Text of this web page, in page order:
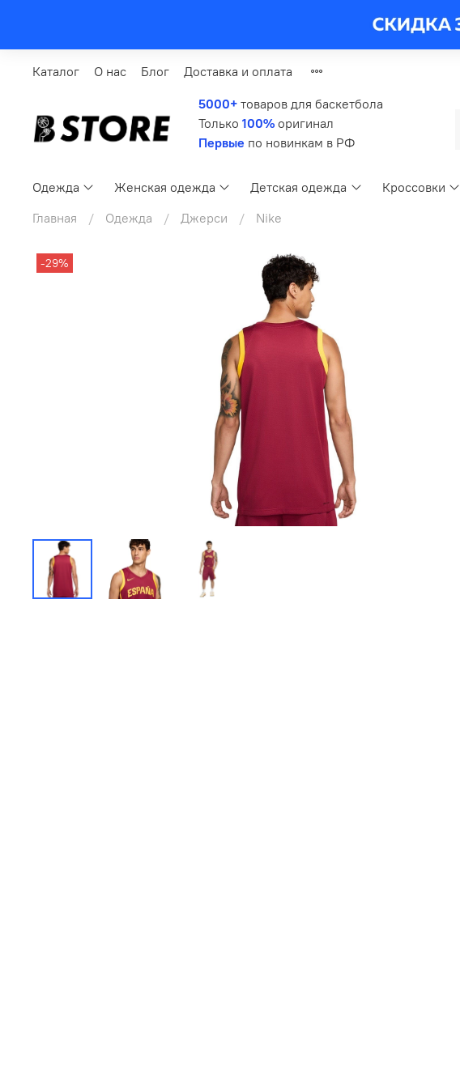
Каталог О нас Блог Доставка и оплата
5000+ товаров для баскетбола
Только 100% оригинал
Первые по новинкам в РФ
Одежда Женская одежда Детская одежда Кроссовки
Главная
Одежда Джерси Nike
-29%